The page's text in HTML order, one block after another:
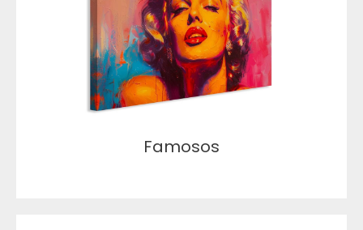
Famosos